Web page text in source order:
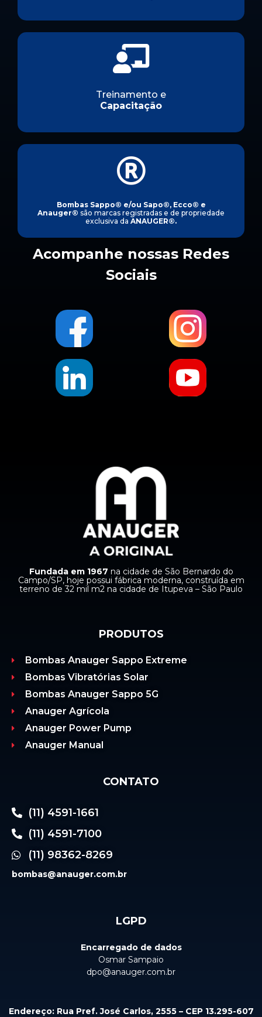
Treinamento e
Capacitação
Bombas Sappo® e/ou Sapo®, Ecco® e
Anauger® são marcas registradas e de propriedade
exclusiva da ANAUGER®.
Acompanhe nossas Redes
Sociais
Fundada em 1967 na cidade de São Bernardo do
Campo/SP, hoje possui fábrica moderna, construída em
terreno de 32 mil m2 na cidade de Itupeva – São Paulo
PRODUTOS
Bombas Anauger Sappo Extreme
Bombas Vibratórias Solar
Bombas Anauger Sappo 5G
Anauger Agrícola
Anauger Power Pump
Anauger Manual
CONTATO
(11) 4591-1661
(11) 4591-7100
(11) 98362-8269
bombas@anauger.com.br
LGPD
Encarregado de dados
Osmar Sampaio
dpo@anauger.com.br
Endereço: Rua Pref. José Carlos, 2555 – CEP 13.295-607